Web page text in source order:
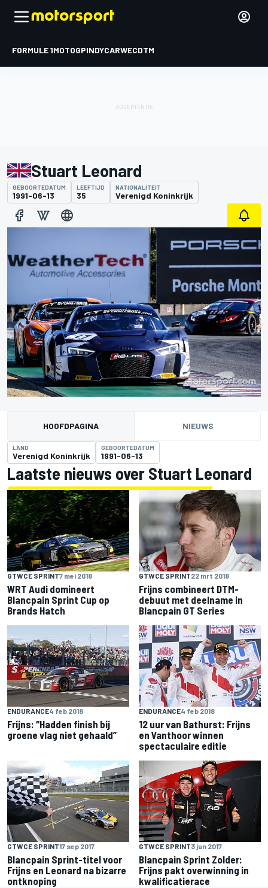
FORMULE 1MOTOGPINDYCARWECDTM
Stuart Leonard
GEBOORTEDATUM
1991-06-13
LEEFTIJD
35
NATIONALITEIT
Verenigd Koninkrijk
HOOFDPAGINA NIEUWS
LAND
Verenigd Koninkrijk
GEBOORTEDATUM
1991-06-13
Laatste nieuws over Stuart Leonard
GTWCE SPRINT7 mei 2018
WRT Audi domineert
Blancpain Sprint Cup op
Brands Hatch
GTWCE SPRINT22 mrt 2018
Frijns combineert DTM-
debuut met deelname in
Blancpain GT Series
ENDURANCE4 feb 2018
Frijns: “Hadden finish bij
groene vlag niet gehaald”
ENDURANCE4 feb 2018
12 uur van Bathurst: Frijns
en Vanthoor winnen
spectaculaire editie
GTWCE SPRINT17 sep 2017
Blancpain Sprint-titel voor
Frijns en Leonard na bizarre
ontknoping
GTWCE SPRINT3 jun 2017
Blancpain Sprint Zolder:
Frijns pakt overwinning in
kwalificatierace